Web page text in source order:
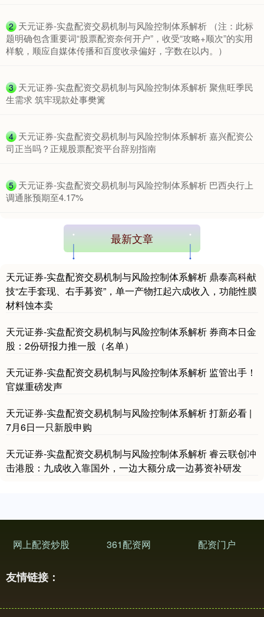
2 ​天元证券-实盘配资交易机制与风险控制体系解析 （注：此标
题明确包含重要词“股票配资奈何开户”，收受“攻略+顺次”的实用
样貌，顺应自媒体传播和百度收录偏好，字数在以内。）
3 ​天元证券-实盘配资交易机制与风险控制体系解析 聚焦旺季民
生需求 筑牢现款处事樊篱
4 ​天元证券-实盘配资交易机制与风险控制体系解析 嘉兴配资公
司正当吗？正规股票配资平台辞别指南
5 ​天元证券-实盘配资交易机制与风险控制体系解析 巴西央行上
调通胀预期至4.17%
最新文章
天元证券-实盘配资交易机制与风险控制体系解析 鼎泰高科献
技“左手套现、右手募资”，单一产物扛起六成收入，功能性膜
材料蚀本卖
天元证券-实盘配资交易机制与风险控制体系解析 券商本日金
股：2份研报力推一股（名单）
天元证券-实盘配资交易机制与风险控制体系解析 监管出手！
官媒重磅发声
天元证券-实盘配资交易机制与风险控制体系解析 打新必看 |
7月6日一只新股申购
天元证券-实盘配资交易机制与风险控制体系解析 睿云联创冲
击港股：九成收入靠国外，一边大额分成一边募资补研发
网上配资炒股 361配资网 配资门户
友情链接：